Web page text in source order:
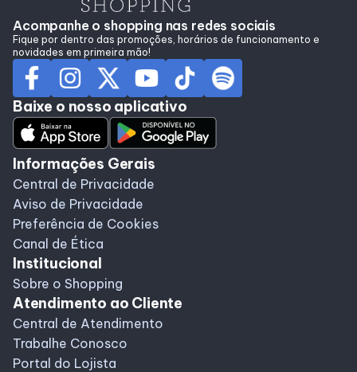
Acompanhe o shopping nas redes sociais
Fique por dentro das promoções, horários de funcionamento e
novidades em primeira mão!
Baixe o nosso aplicativo
Informações Gerais
Central de Privacidade
Aviso de Privacidade
Preferência de Cookies
Canal de Ética
Institucional
Sobre o Shopping
Atendimento ao Cliente
Central de Atendimento
Trabalhe Conosco
Portal do Lojista